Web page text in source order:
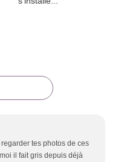
tes photos de ces
il fait gris depuis déjà